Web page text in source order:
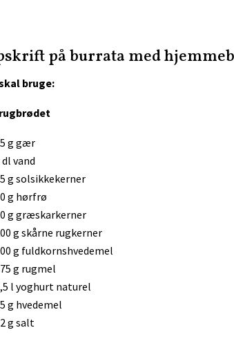
på burrata med
bruge:
g gær
dl vand
g solsikkekerner
g hørfrø
g græskarkerner
g skårne rugkerner
g fuldkornshvedemel
g rugmel
l yoghurt naturel
g hvedemel
g salt